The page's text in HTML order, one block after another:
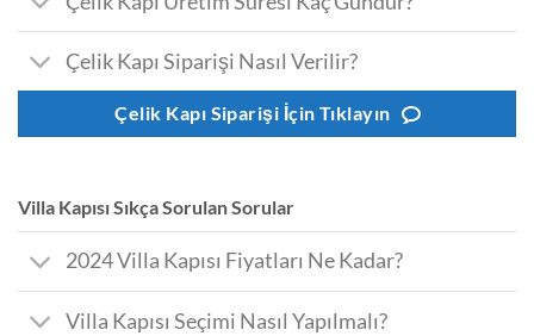
Çelik Kapı Siparişi Nasıl Verilir?
Çelik Kapı Siparişi İçin Tıklayın
Villa Kapısı Sıkça Sorulan Sorular
2024 Villa Kapısı Fiyatları Ne Kadar?
Villa Kapısı Seçimi Nasıl Yapılmalı?